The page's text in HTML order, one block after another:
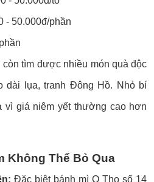
- 50.000đ/phần
còn tìm được nhiều món quà độc
dài lụa, tranh Đông Hồ. Nhỏ bí
vì giá niêm yết thường cao hơn
Không Thể Bỏ Qua
Đặc biệt bánh mì O Tho số 14